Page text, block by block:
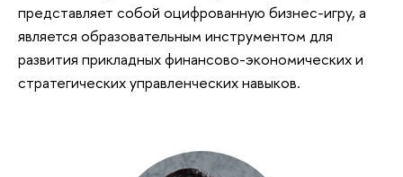
представляет собой оцифрованную бизнес-игру, а
является образовательным инструментом для
развития прикладных финансово-экономических и
стратегических управленческих навыков.